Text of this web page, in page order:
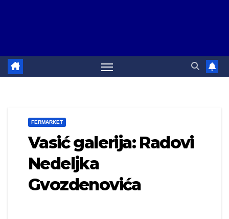
FERMARKET
Vasić galerija: Radovi
Nedeljka
Gvozdenovića